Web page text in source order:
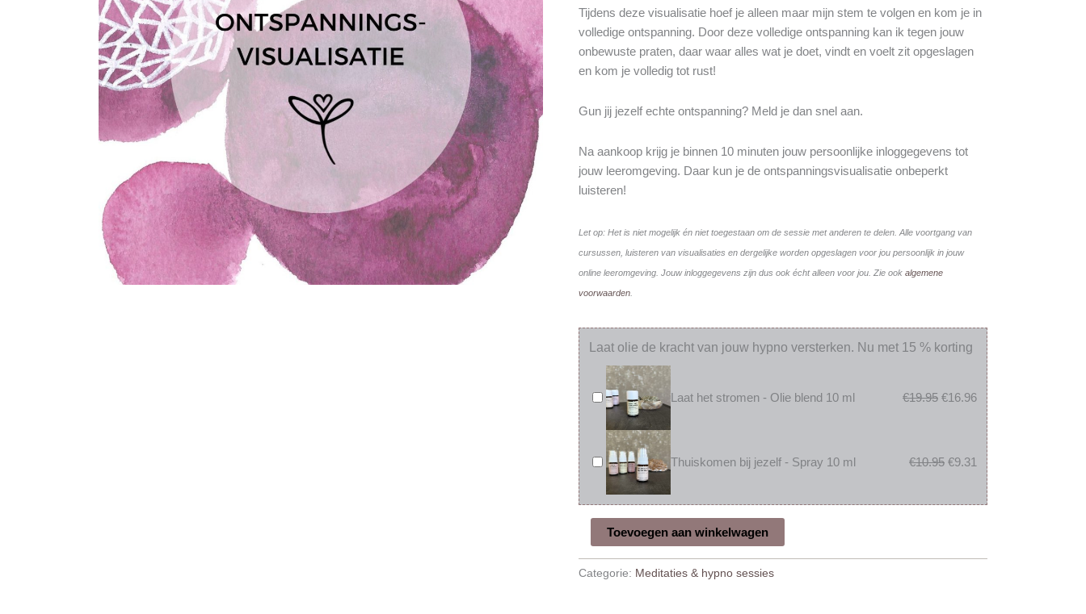
Tijdens deze visualisatie hoef je alleen maar mijn stem te volgen en kom je in
volledige ontspanning. Door deze volledige ontspanning kan ik tegen jouw
onbewuste praten, daar waar alles wat je doet, vindt en voelt zit opgeslagen
en kom je volledig tot rust!
Gun jij jezelf echte ontspanning? Meld je dan snel aan.
Na aankoop krijg je binnen 10 minuten jouw persoonlijke inloggegevens tot
jouw leeromgeving. Daar kun je de ontspanningsvisualisatie onbeperkt
luisteren!
Let op: Het is niet mogelijk én niet toegestaan om de sessie met anderen te delen. Alle voortgang van
cursussen, luisteren van visualisaties en dergelijke worden opgeslagen voor jou persoonlijk in jouw
online leeromgeving. Jouw inloggegevens zijn dus ook écht alleen voor jou. Zie ook algemene
voorwaarden
Laat olie de kracht van jouw hypno versterken. Nu met 15 % korting
Laat het stromen - Olie blend 10 ml €19.95 €16.96
Thuiskomen bij jezelf - Spray 10 ml €10.95 €9.31
Toevoegen aan winkelwagen
Categorie: Meditaties & hypno sessies